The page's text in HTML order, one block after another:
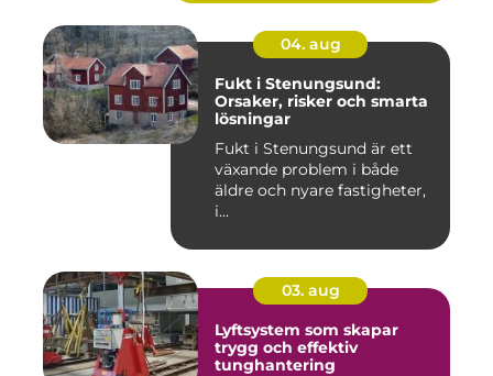
04. aug
Fukt i Stenungsund:
Orsaker, risker och smarta
lösningar
Fukt i Stenungsund är ett
växande problem i både
äldre och nyare fastigheter,
i...
03. aug
Lyftsystem som skapar
trygg och effektiv
tunghantering